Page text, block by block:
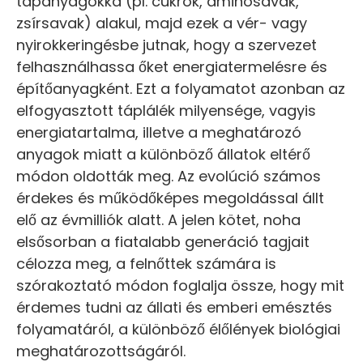
zsírsavak) alakul, majd ezek a vér- vagy
nyirokkeringésbe jutnak, hogy a szervezet
felhasználhassa őket energiatermelésre és
építőanyagként. Ezt a folyamatot azonban az
elfogyasztott táplálék milyensége, vagyis
energiatartalma, illetve a meghatározó
anyagok miatt a különböző állatok eltérő
módon oldották meg. Az evolúció számos
érdekes és működőképes megoldással állt
elő az évmilliók alatt. A jelen kötet, noha
elsősorban a fiatalabb generáció tagjait
célozza meg, a felnőttek számára is
szórakoztató módon foglalja össze, hogy mit
érdemes tudni az állati és emberi emésztés
folyamatáról, a különböző élőlények biológiai
meghatározottságáról.